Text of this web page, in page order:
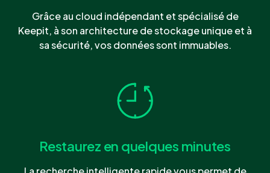
Grâce au cloud indépendant et spécialisé de
Keepit, à son architecture de stockage unique et à
sa sécurité, vos données sont immuables.
Restaurez en quelques minutes